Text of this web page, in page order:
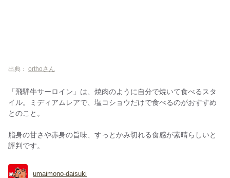
出典： orthoさん
「飛騨牛サーロイン」は、焼肉のように自分で焼いて食べるスタ
イル。ミディアムレアで、塩コショウだけで食べるのがおすすめ
とのこと。
脂身の甘さや赤身の旨味、すっとかみ切れる食感が素晴らしいと
評判です。
umaimono-daisuki